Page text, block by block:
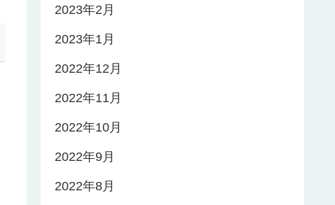
2023年2月
2023年1月
2022年12月
2022年11月
2022年10月
2022年9月
2022年8月